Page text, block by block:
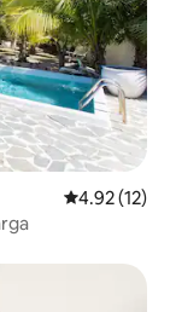
Calificación
4.92 (12)